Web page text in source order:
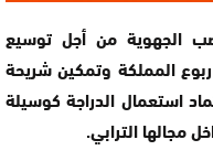
الجهوية من أجل توسيع
المملكة وتمكين شريحة
استعمال الدراجة كوسيلة
مجالها الترابي.